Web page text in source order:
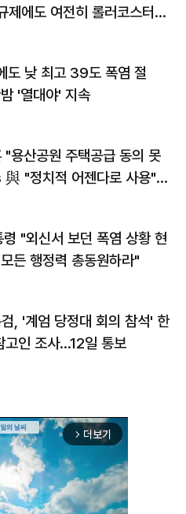
제에도 여전히 롤러코스터
도 낮 최고 39도 폭염 절
'열대야' 지속
"용산공원 주택공급 동의 못
"정치적 어젠다로 사용"
"외신서 보던 폭염 상황 현
든 행정력 총동원하라"
, '계엄 당정대 회의 참석' 한
고인 조사...12일 통보
arrow_forward_ios 더보기